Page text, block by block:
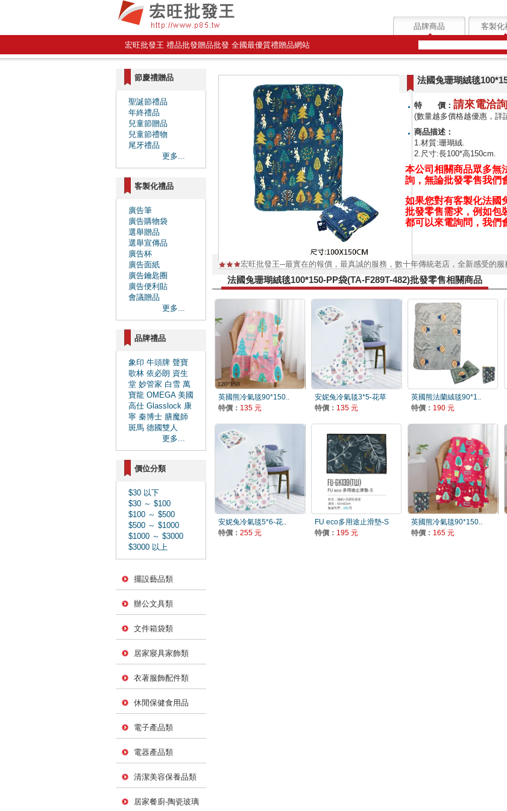
客製化
品牌商品
宏旺批發王 禮品批發贈品批發 全國最優質禮贈品網站
節慶禮贈品
聖誕節禮品
年終禮品
兒童節贈品
兒童節禮物
尾牙禮品
更多...
客製化禮品
廣告筆
廣告購物袋
選舉贈品
選舉宣傳品
廣告杯
廣告面紙
廣告鑰匙圈
廣告便利貼
會議贈品
更多...
品牌禮品
象印 牛頭牌 聲寶
歌林 依必朗 資生
堂 妙管家 白雪 萬
寶龍 OMEGA 美國
高仕 Glasslock 康
寧 秦博士 膳魔師
斑馬 德國雙人
更多...
價位分類
$30 以下
$30 ～ $100
$100 ～ $500
$500 ～ $1000
$1000 ～ $3000
$3000 以上
擺設藝品類
辦公文具類
文件箱袋類
居家寢具家飾類
衣著服飾配件類
休閒保健食用品
電子產品類
電器產品類
清潔美容保養品類
居家餐廚-陶瓷玻璃
法國兔珊瑚絨毯
特 價： 請來電洽詢
(數量越多價格越優惠，詳
商品描述：
1.材質:珊瑚絨.
2.尺寸:長100*高150cm.
本公司相關商品眾多無
詢，無論批發零售我們
如果您對有客製化法國
批發零售需求，例如包
都可以來電詢問，我們
宏旺批發王─最實在的報價，最真誠的服務，數十年傳統老店，全新感受的服
法國兔珊瑚絨毯100*150-PP袋(TA-F289T-482)批發零售相關商品
英國熊冷氣毯90*150..
特價： 135 元
安妮兔冷氣毯3*5-花草
特價： 135 元
英國熊法蘭絨毯90*1..
特價： 190 元
安妮兔冷氣毯5*6-花..
特價： 255 元
FU eco多用途止滑墊-S
特價： 195 元
英國熊冷氣毯90*150..
特價： 165 元